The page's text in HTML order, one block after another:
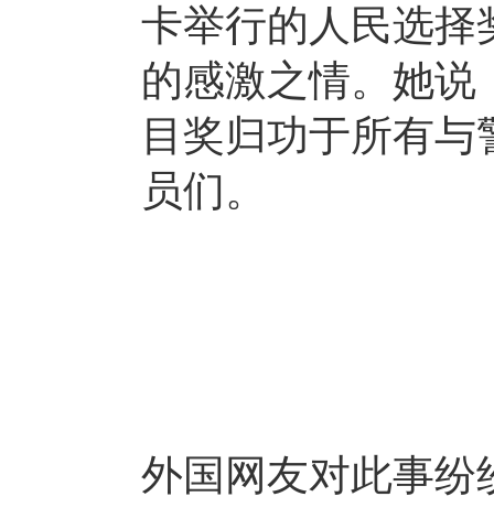
卡举行的人民选择
的感激之情。她
目奖归功于所有
员们。
外国网友对此事纷